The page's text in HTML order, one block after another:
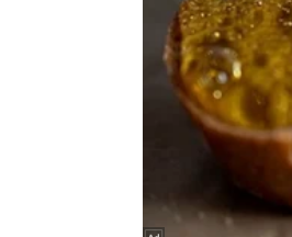
com umidade direta.